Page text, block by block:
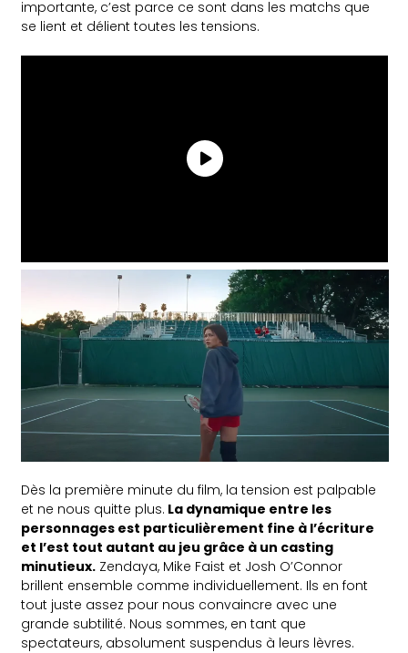
importante, c’est parce ce sont dans les matchs que
se lient et délient toutes les tensions.
Dès la première minute du film, la tension est palpable
et ne nous quitte plus. La dynamique entre les
personnages est particulièrement fine à l’écriture
et l’est tout autant au jeu grâce à un casting
minutieux. Zendaya, Mike Faist et Josh O’Connor
brillent ensemble comme individuellement. Ils en font
tout juste assez pour nous convaincre avec une
grande subtilité. Nous sommes, en tant que
spectateurs, absolument suspendus à leurs lèvres.